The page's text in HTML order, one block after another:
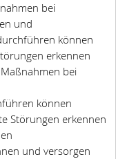
bei
und
können
erkennen
bei
können
Störungen erkennen
und versorgen